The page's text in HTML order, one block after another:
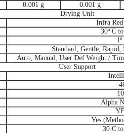
0.001 g
0.001 g
Drying Unit
Infra
30º C
Standard, Gentle, Rapid,
Auto, Manual, User Def Weight /
User Support
Alpha
Yes
30 C